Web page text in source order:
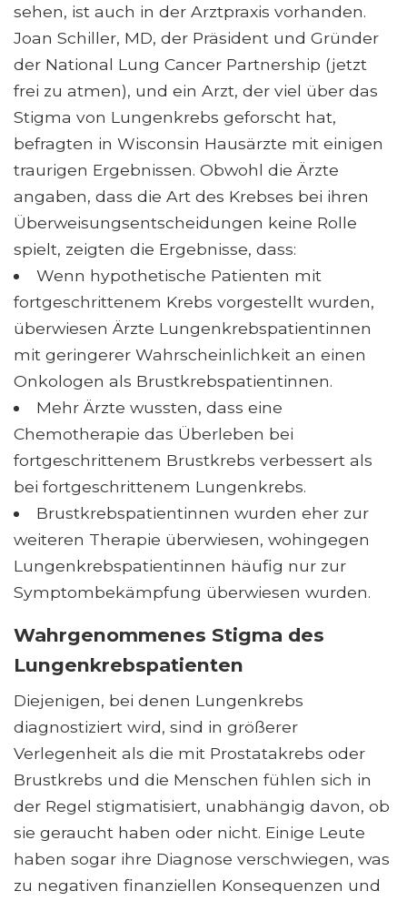
sehen, ist auch in der Arztpraxis vorhanden.
Joan Schiller, MD, der Präsident und Gründer
der National Lung Cancer Partnership (jetzt
frei zu atmen), und ein Arzt, der viel über das
Stigma von Lungenkrebs geforscht hat,
befragten in Wisconsin Hausärzte mit einigen
traurigen Ergebnissen. Obwohl die Ärzte
angaben, dass die Art des Krebses bei ihren
Überweisungsentscheidungen keine Rolle
spielt, zeigten die Ergebnisse, dass:
Wenn hypothetische Patienten mit
fortgeschrittenem Krebs vorgestellt wurden,
überwiesen Ärzte Lungenkrebspatientinnen
mit geringerer Wahrscheinlichkeit an einen
Onkologen als Brustkrebspatientinnen.
Mehr Ärzte wussten, dass eine
Chemotherapie das Überleben bei
fortgeschrittenem Brustkrebs verbessert als
bei fortgeschrittenem Lungenkrebs.
Brustkrebspatientinnen wurden eher zur
weiteren Therapie überwiesen, wohingegen
Lungenkrebspatientinnen häufig nur zur
Symptombekämpfung überwiesen wurden.
Wahrgenommenes Stigma des
Lungenkrebspatienten
Diejenigen, bei denen Lungenkrebs
diagnostiziert wird, sind in größerer
Verlegenheit als die mit Prostatakrebs oder
Brustkrebs und die Menschen fühlen sich in
der Regel stigmatisiert, unabhängig davon, ob
sie geraucht haben oder nicht. Einige Leute
haben sogar ihre Diagnose verschwiegen, was
zu negativen finanziellen Konsequenzen und